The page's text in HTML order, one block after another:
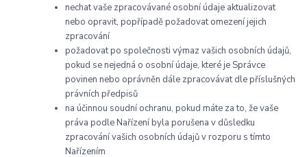
nechat vaše zpracovávané osobní údaje aktualizovat
nebo opravit, popřípadě požadovat omezení jejich
zpracování
požadovat po společnosti výmaz vašich osobních údajů,
pokud se nejedná o osobní údaje, které je Správce
povinen nebo oprávněn dále zpracovávat dle příslušných
právních předpisů
na účinnou soudní ochranu, pokud máte za to, že vaše
práva podle Nařízení byla porušena v důsledku
zpracování vašich osobních údajů v rozporu s tímto
Nařízením